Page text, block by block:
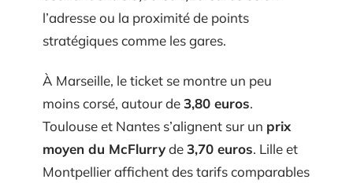
l’adresse ou la proximité de points
stratégiques comme les gares.
À Marseille, le ticket se montre un peu
moins corsé, autour de3,80 euros.
Toulouse et Nantes s’alignent sur un prix
moyen du McFlurryde3,70 euros. Lille et
Montpellier affichent des tarifs comparables